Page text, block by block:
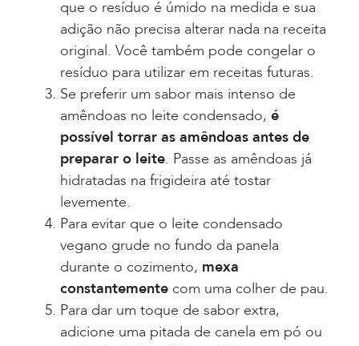
que o resíduo é úmido na medida e sua
adição não precisa alterar nada na receita
original. Você também pode congelar o
resíduo para utilizar em receitas futuras.
Se preferir um sabor mais intenso de
amêndoas no leite condensado, é
possível torrar as amêndoas antes de
preparar o leite. Passe as amêndoas já
hidratadas na frigideira até tostar
levemente.
Para evitar que o leite condensado
vegano grude no fundo da panela
durante o cozimento, mexa
constantemente com uma colher de pau.
Para dar um toque de sabor extra,
adicione uma pitada de canela em pó ou